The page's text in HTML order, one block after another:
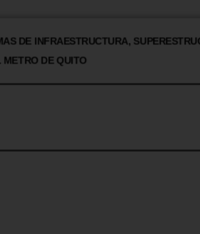
DE INFRAESTRUCTURA,
METRO DE QUITO